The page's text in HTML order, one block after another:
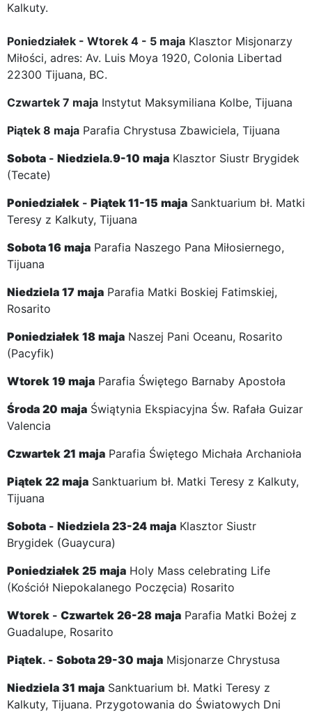
Kalkuty.
Poniedziałek - Wtorek 4 - 5 maja Klasztor Misjonarzy
Miłości, adres: Av. Luis Moya 1920, Colonia Libertad
22300 Tijuana, BC.
Czwartek 7 maja Instytut Maksymiliana Kolbe, Tijuana
Piątek 8 maja Parafia Chrystusa Zbawiciela, Tijuana
Sobota - Niedziela.9-10 maja Klasztor Siustr Brygidek
(Tecate)
Poniedziałek - Piątek11-15 maja Sanktuarium bł. Matki
Teresy z Kalkuty, Tijuana
Sobota16 maja Parafia Naszego Pana Miłosiernego,
Tijuana
Niedziela 17 maja Parafia Matki Boskiej Fatimskiej,
Rosarito
Poniedziałek 18 maja Naszej Pani Oceanu, Rosarito
(Pacyfik)
Wtorek 19 maja Parafia Świętego Barnaby Apostoła
Środa 20 maja Świątynia Ekspiacyjna Św. Rafała Guizar
Valencia
Czwartek 21 maja Parafia Świętego Michała Archanioła
Piątek 22 maja Sanktuarium bł. Matki Teresy z Kalkuty,
Tijuana
Sobota - Niedziela 23-24 maja Klasztor Siustr
Brygidek (Guaycura)
Poniedziałek 25 maja Holy Mass celebrating Life
(Kościół Niepokalanego Poczęcia) Rosarito
Wtorek - Czwartek 26-28 maja Parafia Matki Bożej z
Guadalupe, Rosarito
Piątek. - Sobota29-30 maja Misjonarze Chrystusa
Niedziela 31 maja Sanktuarium bł. Matki Teresy z
Kalkuty, Tijuana. Przygotowania do Światowych Dni